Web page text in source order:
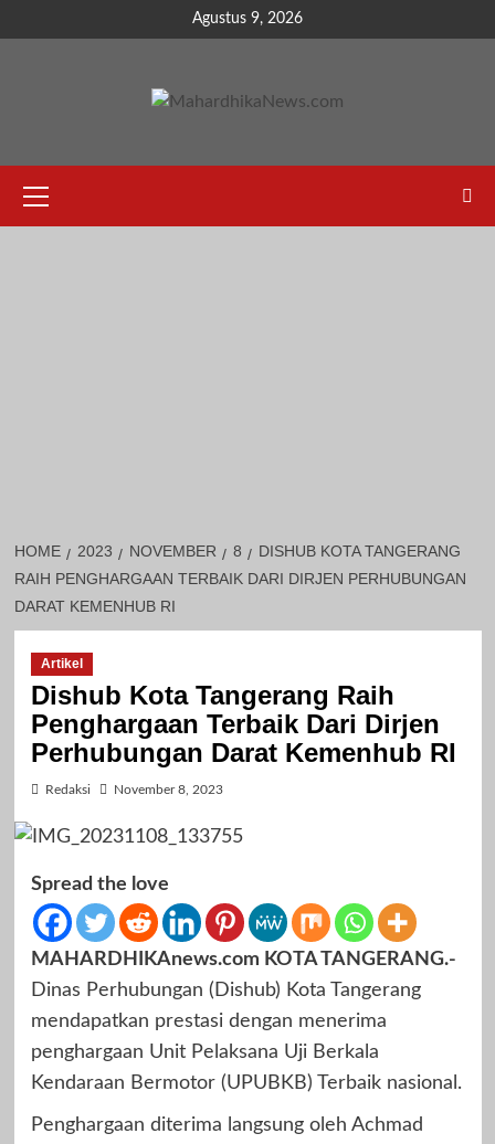
to
Agustus 9, 2026
Menu
HOME 2023 NOVEMBER 8
DISHUB KOTA TANGERANG
RAIH PENGHARGAAN TERBAIK DARI DIRJEN PERHUBUNGAN
DARAT KEMENHUB RI
Artikel
Dishub Kota Tangerang Raih
Penghargaan Terbaik Dari Dirjen
Perhubungan Darat Kemenhub RI
Redaksi November 8, 2023
Spread the love
MAHARDHIKAnews.com KOTA TANGERANG.-
Dinas Perhubungan (Dishub) Kota Tangerang
mendapatkan prestasi dengan menerima
penghargaan Unit Pelaksana Uji Berkala
Kendaraan Bermotor (UPUBKB) Terbaik nasional.
Penghargaan diterima langsung oleh Achmad